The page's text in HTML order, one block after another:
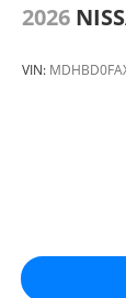
2026
VIN: